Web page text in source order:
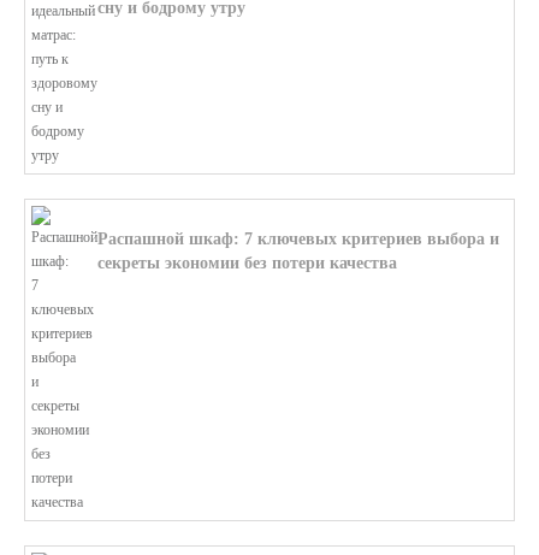
сну и бодрому утру
Распашной шкаф: 7 ключевых критериев выбора и
секреты экономии без потери качества